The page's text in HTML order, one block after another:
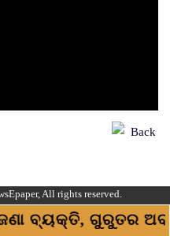
Back
ବ୍ୟକ୍ତି, ଗୁରୁତର
All rights reserved.